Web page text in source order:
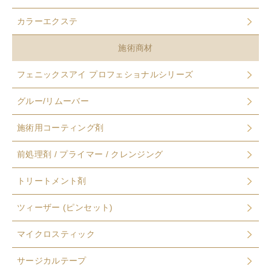
カラーエクステ
施術商材
フェニックスアイ プロフェショナルシリーズ
グルー/リムーバー
施術用コーティング剤
前処理剤 / プライマー / クレンジング
トリートメント剤
ツィーザー (ピンセット)
マイクロスティック
サージカルテープ